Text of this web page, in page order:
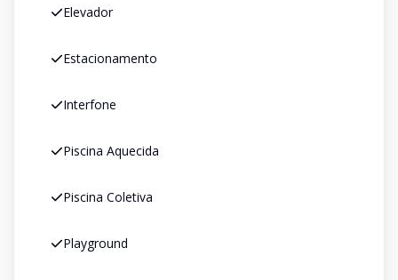
Elevador
Estacionamento
Interfone
Piscina Aquecida
Piscina Coletiva
Playground